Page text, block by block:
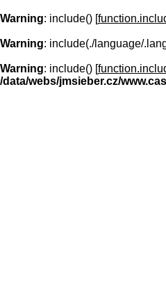
Warning: include() [
Warning: include(./language/
Warning: include() [
/data/webs/jmsieber.cz/